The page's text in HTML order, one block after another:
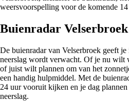
weersvoorspelling voor de komende 14
Buienradar Velserbroek
De buienradar van Velserbroek geeft
neerslag wordt verwacht. Of je nu wilt
of juist wilt plannen om van het
een handig hulpmiddel. Met de
24 uur vooruit kijken en je dag
neerslag.